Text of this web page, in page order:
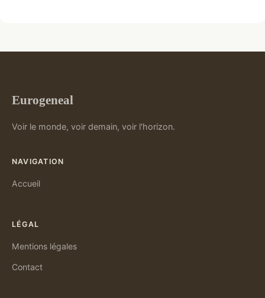
Eurogeneal
Voir le monde, voir demain, voir l'horizon.
NAVIGATION
Accueil
LÉGAL
Mentions légales
Contact